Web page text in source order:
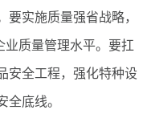
实施质量强省战略，
业质量管理水平。要扛
安全工程，强化特种设
底线。